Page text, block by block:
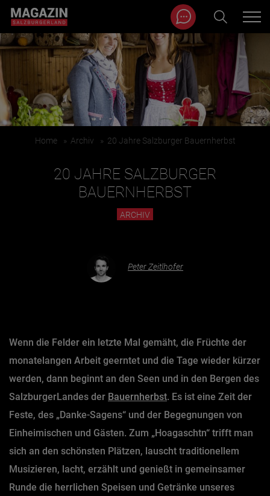
Zum Inhalt springen
BEITRÄGE IN MEINER NÄHE
Gesundheit
Nachhaltigkeit
Sehenswürdig
Brauchtum
Lifestyle
Hotel & Reise
Archiv
Magazin durchsuchen...
Home » Archiv » 20 Jahre Salzburger Bauernherbst
20 JAHRE SALZBURGER
BAUERNHERBST
ARCHIV
Peter Zeitlhofer
Wenn die Felder ein letzte Mal gemäht, die Früchte der
monatelangen Arbeit geerntet und die Tage wieder kürzer
werden, dann beginnt an den Seen und in den Bergen des
SalzburgerLandes der Bauernherbst. Es ist eine Zeit der
Feste, des „Danke-Sagens“ und der Begegnungen von
Einheimischen und Gästen. Zum „Hoagaschtn“ trifft man
sich an den schönsten Plätzen, lauscht traditionellem
Musizieren, lacht, erzählt und genießt in gemeinsamer
Runde die herrlichen Speisen und Getränke unseres